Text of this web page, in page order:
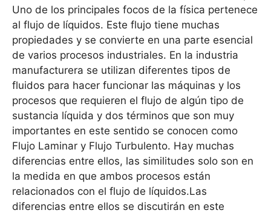
Uno de los principales focos de la física pertenece
al flujo de líquidos. Este flujo tiene muchas
propiedades y se convierte en una parte esencial
de varios procesos industriales. En la industria
manufacturera se utilizan diferentes tipos de
fluidos para hacer funcionar las máquinas y los
procesos que requieren el flujo de algún tipo de
sustancia líquida y dos términos que son muy
importantes en este sentido se conocen como
Flujo Laminar y Flujo Turbulento. Hay muchas
diferencias entre ellos, las similitudes solo son en
la medida en que ambos procesos están
relacionados con el flujo de líquidos.Las
diferencias entre ellos se discutirán en este